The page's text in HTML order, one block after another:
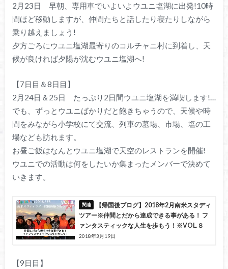
2月23日 早朝、専用車でいよいよウユニ塩湖に出発!10時
間ほど移動しますが、仲間たちと話したり寝たりしながら
乗り越えましょう!
夕方ごろにウユニ塩湖最寄りのコルチャニ村に到着し、天
候が良ければ夕陽が沈むウユニ塩湖へ!
【7日目＆8日目】
2月24日＆25日 たっぷり2日間ウユニ塩湖を満喫します!…
でも、ずっとウユニばかりだと飽きちゃうので、天候や時
間をみながら小学校にて交流、列車の墓場、市場、塩の工
場なども訪れます。
お昼ご飯はなんとウユニ塩湖で天空のレストランを開催!
ウユニでの活動は何をしたいか集まったメンバーで決めて
いきます。
【帰国後ブログ】2018年2月南米スタディ
ツアー※仲間とだから達成できる事がある！ フ
ァンタスティックな人生を歩もう！※VOL.８
2018年3月19日
【9日目】